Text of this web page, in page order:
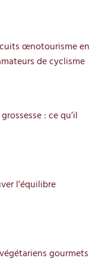
œnotourisme en
de cyclisme
: ce qu’il
l’équilibre
gourmets